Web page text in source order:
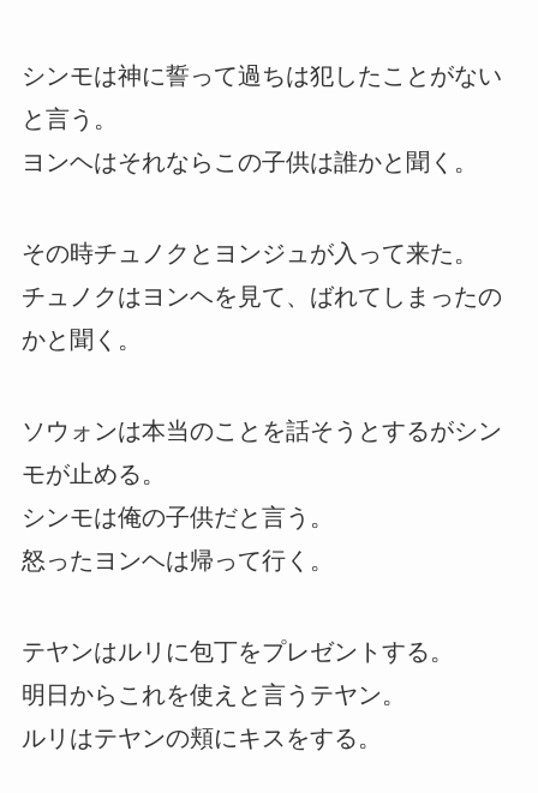
シンモは神に誓って過ちは犯したことがない
と言う。
ヨンヘはそれならこの子供は誰かと聞く。
その時チュノクとヨンジュが入って来た。
チュノクはヨンヘを見て、ばれてしまったの
かと聞く。
ソウォンは本当のことを話そうとするがシン
モが止める。
シンモは俺の子供だと言う。
怒ったヨンヘは帰って行く。
テヤンはルリに包丁をプレゼントする。
明日からこれを使えと言うテヤン。
ルリはテヤンの頬にキスをする。